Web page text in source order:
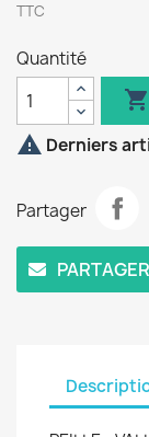
TTC
Quantité

 Derniers
Partager